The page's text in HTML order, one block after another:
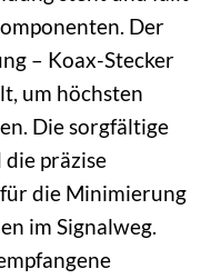
Der
– Koax-Stecker
um höchsten
Die sorgfältige
präzise
die Minimierung
im Signalweg.